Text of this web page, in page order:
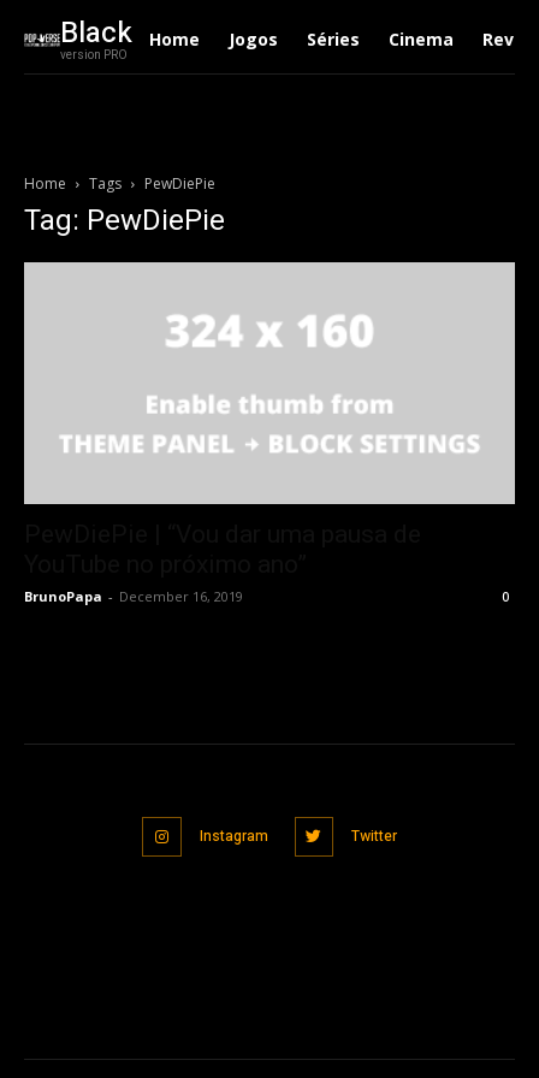
Black
version PRO
Home Jogos Séries Cinema
Home Tags PewDiePie
Tag: PewDiePie
BrunoPapa - December 16, 2019 0
Instagram Twitter